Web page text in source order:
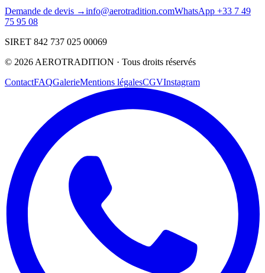
Demande de devis →info@aerotradition.comWhatsApp +33 7 49
75 95 08
SIRET 842 737 025 00069
© 2026 AEROTRADITION · Tous droits réservés
ContactFAQGalerieMentions légalesCGVInstagram